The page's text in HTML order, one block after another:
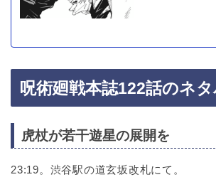
呪術廻戦本誌122話のネ
虎杖が若干遊星の展開を
23:19。渋谷駅の道玄坂改札にて。